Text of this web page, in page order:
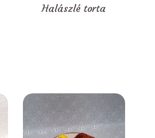
Halászlé torta